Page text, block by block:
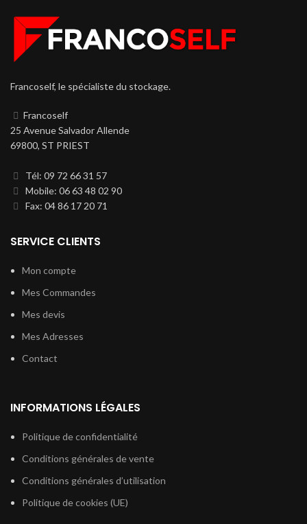
Francoself, le spécialiste du stockage.
Francoself
25 Avenue Salvador Allende
69800, ST PRIEST
Tél: 09 72 66 31 57
Mobile: 06 63 48 02 90
Fax: 04 86 17 20 71
SERVICE CLIENTS
Mon compte
Mes Commandes
Mes devis
Mes Adresses
Contact
INFORMATIONS LÉGALES
Politique de confidentialité
Conditions générales de vente
Conditions générales d’utilisation
Politique de cookies (UE)